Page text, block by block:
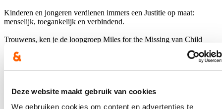
Deze website maakt gebruik van cookies
We gebruiken cookies om content en advertenties te
Kinderen en jongeren verdienen immers een Justitie op maat:
menselijk, toegankelijk en verbindend.
Trouwens, ken je de loopgroep Miles for the Missing van Child
Word lid op Strava, loop een alternatieve route, en help in de
Hou me op de hoogte